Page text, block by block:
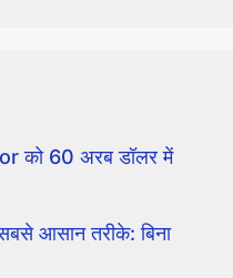
को 60 अरब डॉलर में
आसान तरीके: बिना